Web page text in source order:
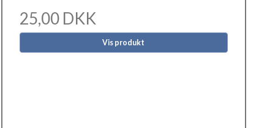
25,00 DKK
Vis produkt